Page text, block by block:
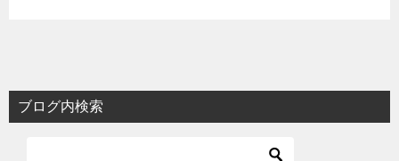
ブログ内検索